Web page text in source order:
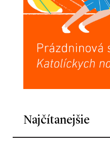
Najčítanejšie